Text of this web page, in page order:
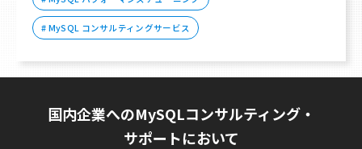
# MySQL コンサルティングサービス
国内企業へのMySQLコンサルティング・
サポートにおいて